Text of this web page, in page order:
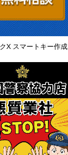
X スマートキー作成